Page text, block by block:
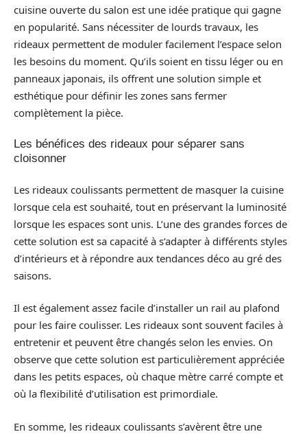
cuisine ouverte du salon est une idée pratique qui gagne
en popularité. Sans nécessiter de lourds travaux, les
rideaux permettent de moduler facilement l’espace selon
les besoins du moment. Qu’ils soient en tissu léger ou en
panneaux japonais, ils offrent une solution simple et
esthétique pour définir les zones sans fermer
complètement la pièce.
Les bénéfices des rideaux pour séparer sans
cloisonner
Les rideaux coulissants permettent de masquer la cuisine
lorsque cela est souhaité, tout en préservant la luminosité
lorsque les espaces sont unis. L’une des grandes forces de
cette solution est sa capacité à s’adapter à différents styles
d’intérieurs et à répondre aux tendances déco au gré des
saisons.
Il est également assez facile d’installer un rail au plafond
pour les faire coulisser. Les rideaux sont souvent faciles à
entretenir et peuvent être changés selon les envies. On
observe que cette solution est particulièrement appréciée
dans les petits espaces, où chaque mètre carré compte et
où la flexibilité d’utilisation est primordiale.
En somme, les rideaux coulissants s’avèrent être une